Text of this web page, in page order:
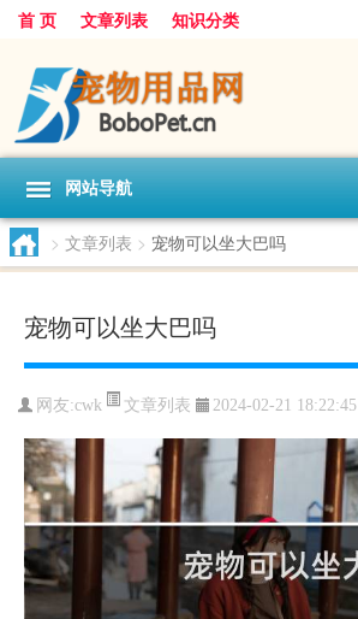
首 页 文章列表 知识分类
网站导航
> 文章列表 > 宠物可以坐大巴吗
宠物可以坐大巴吗
网友:cwk 文章列表 2024-02-21 18:22:45